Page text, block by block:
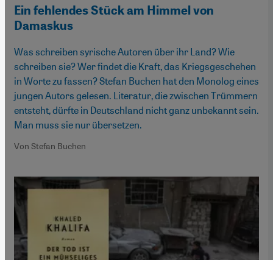
Ein fehlendes Stück am Himmel von
Damaskus
Was schreiben syrische Autoren über ihr Land? Wie
schreiben sie? Wer findet die Kraft, das Kriegsgeschehen
in Worte zu fassen? Stefan Buchen hat den Monolog eines
jungen Autors gelesen. Literatur, die zwischen Trümmern
entsteht, dürfte in Deutschland nicht ganz unbekannt sein.
Man muss sie nur übersetzen.
Von Stefan Buchen